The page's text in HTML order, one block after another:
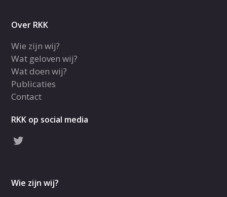
Over RKK
Wie zijn wij?
Wat geloven wij?
Wat doen wij?
Publicaties
Contact
RKK op social media
Wie zijn wij?